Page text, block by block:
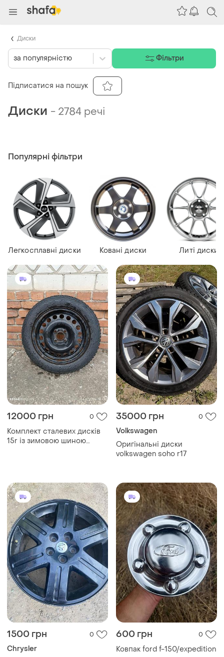
Диски - 2784 речі
12000 грн 0
Комплект сталевих дисків
15r із зимовою шиною
35000 грн 0
Volkswagen
Оригінальні диски
volkswagen soho r17
1500 грн 0
Chrysler
600 грн 0
Ковпак ford f-150/expedition
Популярні фільтри
Легкосплавні диски Ковані диски Литі диски
за популярністю Фільтри
Підписатися на пошук
Диски